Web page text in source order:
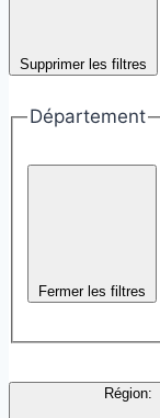
Supprimer les filtres
Département
Fermer les filtres
Région: